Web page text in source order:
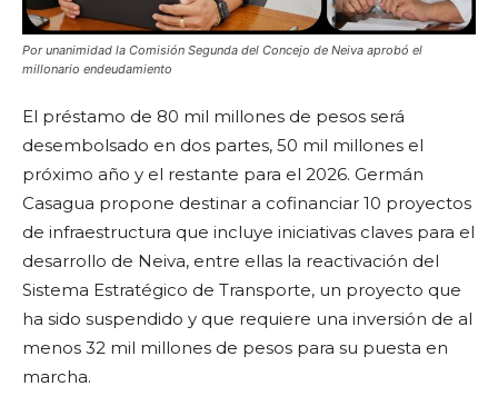
Por unanimidad la Comisión Segunda del Concejo de Neiva aprobó el
millonario endeudamiento
El préstamo de 80 mil millones de pesos será
desembolsado en dos partes, 50 mil millones el
próximo año y el restante para el 2026. Germán
Casagua propone destinar a cofinanciar 10 proyectos
de infraestructura que incluye iniciativas claves para el
desarrollo de Neiva, entre ellas la reactivación del
Sistema Estratégico de Transporte, un proyecto que
ha sido suspendido y que requiere una inversión de al
menos 32 mil millones de pesos para su puesta en
marcha.